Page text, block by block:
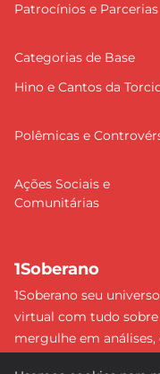
Patrocínios e Parcerias
Categorias de Base
Hino e Cantos da
Polêmicas e
Ações Sociais e
Comunitárias
1Soberano
1Soberano seu
virtual com tudo sobre
mergulhe em